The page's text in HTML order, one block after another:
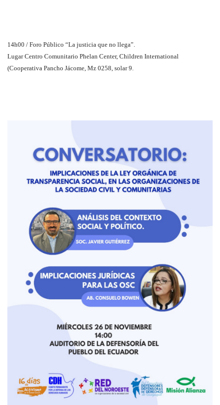
14h00 / Foro Público “La justicia que no llega”.
Lugar Centro Comunitario Phelan Center, Children International
(Cooperativa Pancho Jácome, Mz 0258, solar 9.